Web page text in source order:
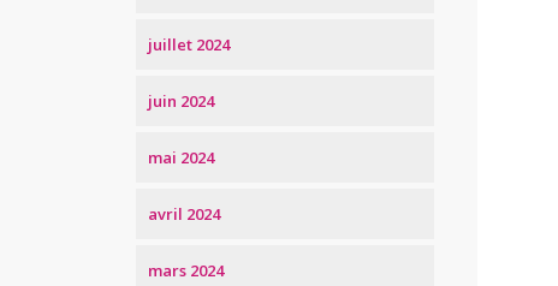
juillet 2024
juin 2024
mai 2024
avril 2024
mars 2024